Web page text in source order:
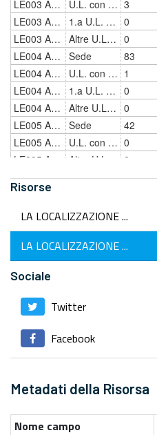
Risorse
LA LOCALIZZAZIONE ...
LA LOCALIZZAZIONE ...
Sociale
Twitter
Facebook
Metadati della Risorsa
Nome campo